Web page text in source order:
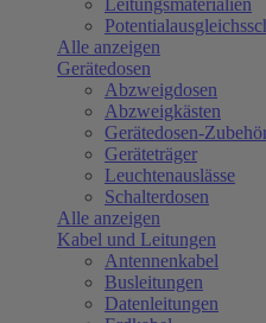
Leitungsmaterialien
Alle anzeigen
Gerätedosen
Abzweigdosen
Abzweigkästen
Gerätedosen-
Geräteträger
Leuchtenauslässe
Schalterdosen
Alle anzeigen
Kabel und Leitungen
Antennenkabel
Busleitungen
Datenleitungen